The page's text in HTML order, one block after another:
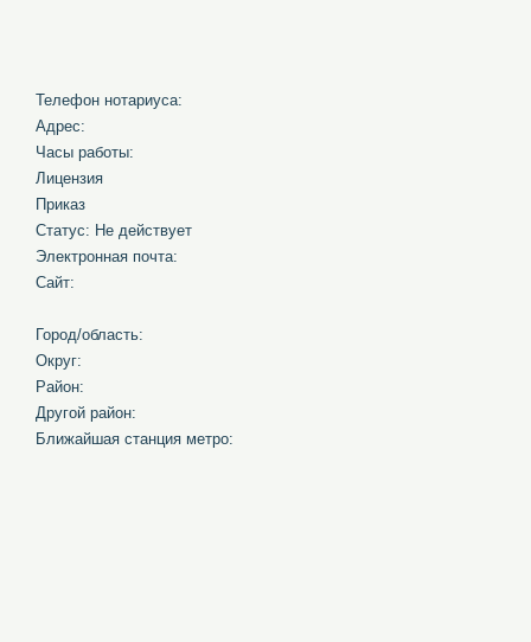
Телефон нотариуса:
Адрес:
Часы работы:
Лицензия
Приказ
Статус: Не действует
Электронная почта:
Сайт:
Город/область:
Округ:
Район:
Другой район:
Ближайшая станция метро: